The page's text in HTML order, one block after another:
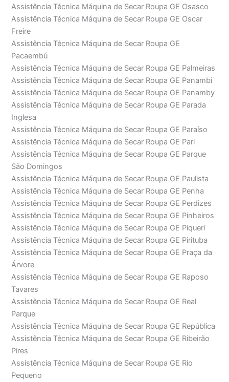
Assistência Técnica Máquina de Secar Roupa GE Osasco
Assistência Técnica Máquina de Secar Roupa GE Oscar
Freire
Assistência Técnica Máquina de Secar Roupa GE
Pacaembú
Assistência Técnica Máquina de Secar Roupa GE Palmeiras
Assistência Técnica Máquina de Secar Roupa GE Panambi
Assistência Técnica Máquina de Secar Roupa GE Panamby
Assistência Técnica Máquina de Secar Roupa GE Parada
Inglesa
Assistência Técnica Máquina de Secar Roupa GE Paraíso
Assistência Técnica Máquina de Secar Roupa GE Pari
Assistência Técnica Máquina de Secar Roupa GE Parque
São Domingos
Assistência Técnica Máquina de Secar Roupa GE Paulista
Assistência Técnica Máquina de Secar Roupa GE Penha
Assistência Técnica Máquina de Secar Roupa GE Perdizes
Assistência Técnica Máquina de Secar Roupa GE Pinheiros
Assistência Técnica Máquina de Secar Roupa GE Piqueri
Assistência Técnica Máquina de Secar Roupa GE Pirituba
Assistência Técnica Máquina de Secar Roupa GE Praça da
Árvore
Assistência Técnica Máquina de Secar Roupa GE Raposo
Tavares
Assistência Técnica Máquina de Secar Roupa GE Real
Parque
Assistência Técnica Máquina de Secar Roupa GE República
Assistência Técnica Máquina de Secar Roupa GE Ribeirão
Pires
Assistência Técnica Máquina de Secar Roupa GE Rio
Pequeno